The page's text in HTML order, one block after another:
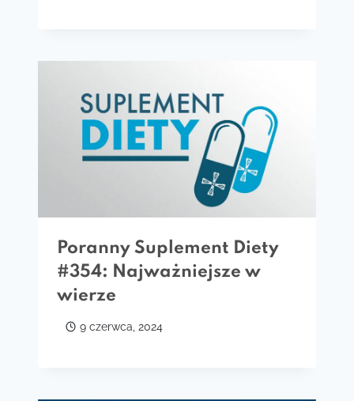
Poranny Suplement Diety
#354: Najważniejsze w
wierze
9 czerwca, 2024